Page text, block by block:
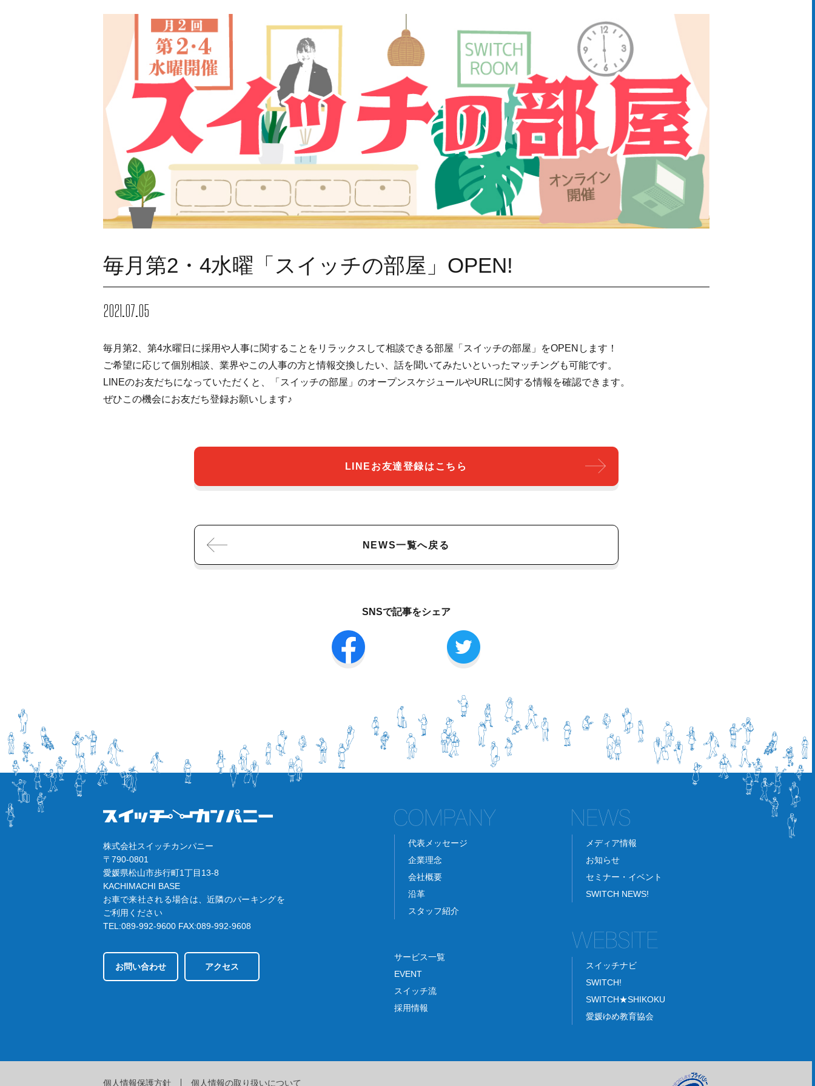
毎月第2・4水曜「スイッチの部屋」OPEN!
2021.07.05
毎月第2、第4水曜日に採用や人事に関することをリラックスして相談できる部屋「スイッチの部屋」をOPENします！
ご希望に応じて個別相談、業界やこの人事の方と情報交換したい、話を聞いてみたいといったマッチングも可能です。
LINEのお友だちになっていただくと、「スイッチの部屋」のオープンスケジュールやURLに関する情報を確認できます。
ぜひこの機会にお友だち登録お願いします♪
LINEお友達登録はこちら
NEWS一覧へ戻る
SNSで記事をシェア
株式会社スイッチカンパニー
〒790-0801
愛媛県松山市歩行町1丁目13-8
KACHIMACHI BASE
お車で来社される場合は、近隣のパーキングを
ご利用ください
TEL:089-992-9600 FAX:089-992-9608
お問い合わせ アクセス
代表メッセージ
企業理念
会社概要
沿革
スタッフ紹介
サービス一覧
EVENT
スイッチ流
採用情報
メディア情報
お知らせ
セミナー・イベント
SWITCH NEWS!
スイッチナビ
SWITCH!
SWITCH★SHIKOKU
愛媛ゆめ教育協会
個人情報保護方針 個人情報の取り扱いについて